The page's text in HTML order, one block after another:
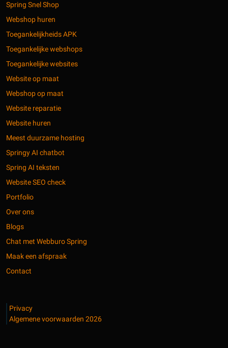
Spring Snel Shop
Webshop huren
Toegankelijkheids APK
Toegankelijke webshops
Toegankelijke websites
Website op maat
Webshop op maat
Website reparatie
Website huren
Meest duurzame hosting
Springy AI chatbot
Spring AI teksten
Website SEO check
Portfolio
Over ons
Blogs
Chat met Webburo Spring
Maak een afspraak
Contact
Privacy
Algemene voorwaarden 2026